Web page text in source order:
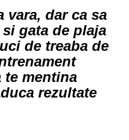
vara, dar ca sa
gata de plaja
de treaba de
te mentina
rezultate